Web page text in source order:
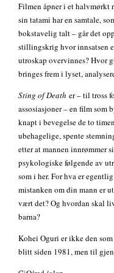
Filmen åpner i et halvmørkt
sin tatami har en samtale,
bokstavelig talt – går det
stillingskrig hvor innsatsen
utroskap overvinnes? Hvor
bringes frem i lyset,
Sting of Death er – til tross
assosiasjoner – en film som
knapt i bevegelse de to
ubehagelige, spente
etter at mannen innrømmer
psykologiske følgende av
som i her. For hva er
mistanken om din mann er
vært det? Og hvordan skal
barna?
Kohei Oguri er ikke den
blitt siden 1981, men til